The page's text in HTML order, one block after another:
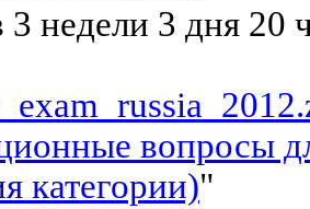
3 недели 3 дня 20
вопросы
категории)"